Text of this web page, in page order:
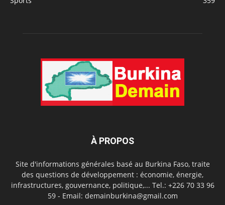
À PROPOS
Site d'informations générales basé au Burkina Faso, traite
des questions de développement : économie, énergie,
infrastructures, gouvernance, politique,... Tel.: +226 70 33 96
59 - Email: demainburkina@gmail.com